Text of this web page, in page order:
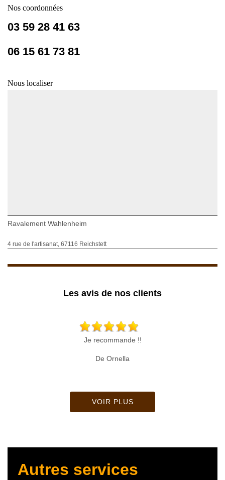
Nos coordonnées
03 59 28 41 63
06 15 61 73 81
Nous localiser
Ravalement Wahlenheim
4 rue de l'artisanat, 67116 Reichstett
Les avis de nos clients
Je recommande !!
De Ornella
VOIR PLUS
Autres services